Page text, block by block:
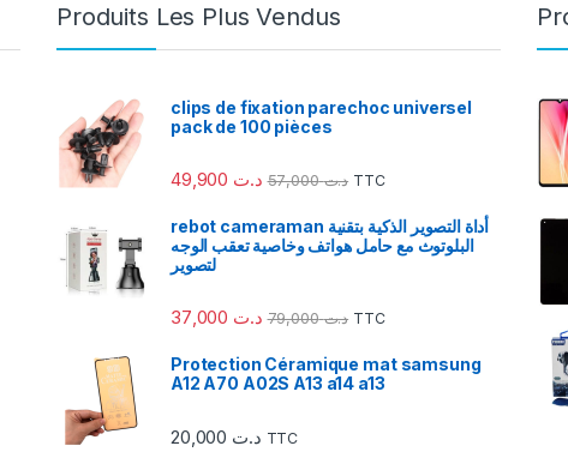
Produits Les Plus Vendus
clips de fixation parechoc universel
pack de 100 pièces
د.ت د.ت57,000 TTC
rebot cameraman أداة التصوير الذكية بتقنية
البلوتوث مع حامل هواتف وخاصية تعقب الوجه
لتصوير
د.ت د.ت79,000 TTC
Protection Céramique mat samsung
A12 A70 A02S A13 a14 a13
د.ت TTC